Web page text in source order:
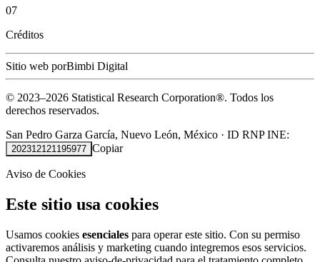
07
Créditos
Sitio web porBimbi Digital
© 2023–2026 Statistical Research Corporation®. Todos los
derechos reservados.
San Pedro Garza García, Nuevo León, México · ID RNP INE:
202312121195977 Copiar
Aviso de Cookies
Este sitio usa cookies
Usamos cookies esenciales para operar este sitio. Con su permiso
activaremos análisis y marketing cuando integremos esos servicios.